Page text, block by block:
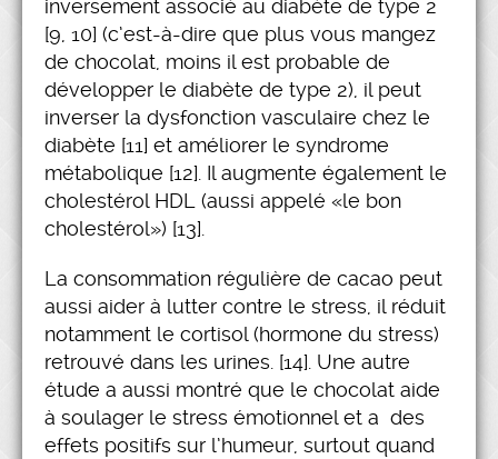
inversement associé au diabète de type 2
[9, 10] (c’est-à-dire que plus vous mangez
de chocolat, moins il est probable de
développer le diabète de type 2), il peut
inverser la dysfonction vasculaire chez le
diabète [11] et améliorer le syndrome
métabolique [12]. Il augmente également le
cholestérol HDL (aussi appelé «le bon
cholestérol») [13].
La consommation régulière de cacao peut
aussi aider à lutter contre le stress, il réduit
notamment le cortisol (hormone du stress)
retrouvé dans les urines. [14]. Une autre
étude a aussi montré que le chocolat aide
à soulager le stress émotionnel et a des
effets positifs sur l’humeur, surtout quand